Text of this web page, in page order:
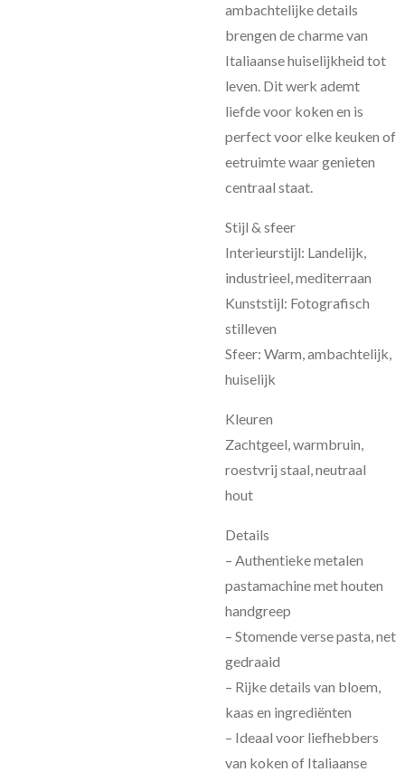
ambachtelijke details
brengen de charme van
Italiaanse huiselijkheid tot
leven. Dit werk ademt
liefde voor koken en is
perfect voor elke keuken of
eetruimte waar genieten
centraal staat.
Stijl & sfeer
Interieurstijl: Landelijk,
industrieel, mediterraan
Kunststijl: Fotografisch
stilleven
Sfeer: Warm, ambachtelijk,
huiselijk
Kleuren
Zachtgeel, warmbruin,
roestvrij staal, neutraal
hout
Details
– Authentieke metalen
pastamachine met houten
handgreep
– Stomende verse pasta, net
gedraaid
– Rijke details van bloem,
kaas en ingrediënten
– Ideaal voor liefhebbers
van koken of Italiaanse